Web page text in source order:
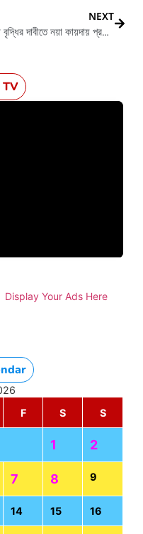
NEXT
ভাড়া বৃদ্ধির দাবীতে নয়া কায়দায় প্রতিবাদ জানালেন অ্যাম্বুলেন্স চালকরা
TV
Display Your Ads Here
F S S
1 2
7 8 9
14 15 16